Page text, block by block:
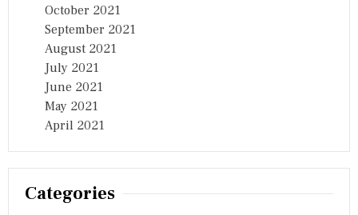
October 2021
September 2021
August 2021
July 2021
June 2021
May 2021
April 2021
Categories